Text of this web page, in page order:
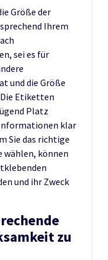
Größe der
Ihrem
sei es für
und die Größe
Etiketten
Platz
klar
Sie das richtige
wählen, können
und ihr Zweck
zu